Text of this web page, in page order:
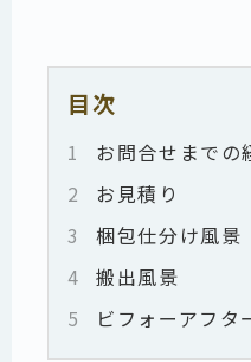
目次
1
お問合せまでの
2
お見積り
3
梱包仕分け風景
4
搬出風景
5
ビフォーアフタ